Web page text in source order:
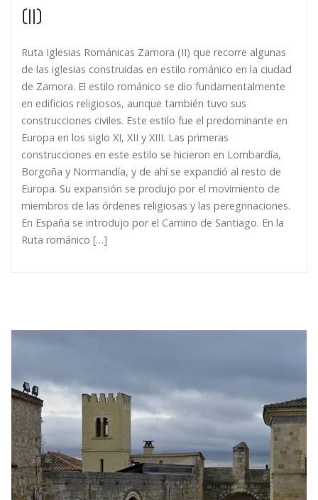
(II)
Ruta Iglesias Románicas Zamora (II) que recorre algunas
de las iglesias construidas en estilo románico en la ciudad
de Zamora. El estilo románico se dio fundamentalmente
en edificios religiosos, aunque también tuvo sus
construcciones civiles. Este estilo fue el predominante en
Europa en los siglo XI, XII y XIII. Las primeras
construcciones en este estilo se hicieron en Lombardía,
Borgoña y Normandía, y de ahí se expandió al resto de
Europa. Su expansión se produjo por el movimiento de
miembros de las órdenes religiosas y las peregrinaciones.
En España se introdujo por el Camino de Santiago. En la
Ruta románico […]